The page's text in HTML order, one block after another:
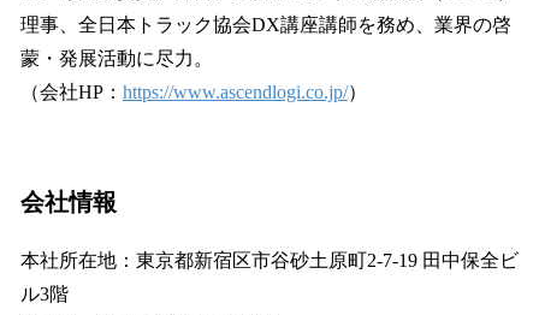
理事、全日本トラック協会DX講座講師を務め、業界の啓
蒙・発展活動に尽力。
（会社HP： https://www.ascendlogi.co.jp/）
会社情報
本社所在地：東京都新宿区市谷砂土原町2-7-19 田中保全ビ
ル3階